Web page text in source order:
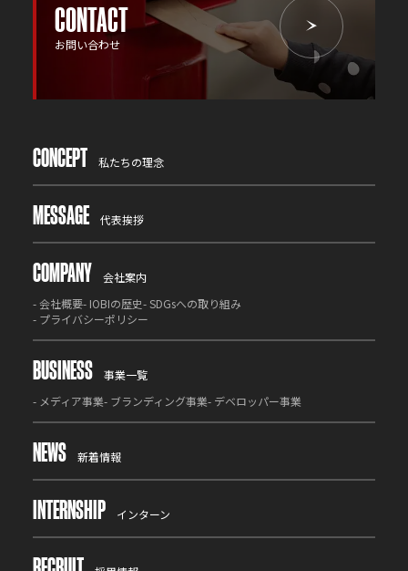
CONTACT
お問い合わせ
CONCEPT 私たちの理念
MESSAGE 代表挨拶
COMPANY
会社案内
-会社概要- IOBIの歴史-SDGsへの取り組み
- プライバシーポリシー
BUSINESS
事業一覧
- メディア事業- ブランディング事業- デベロッパー事業
NEWS 新着情報
INTERNSHIP インターン